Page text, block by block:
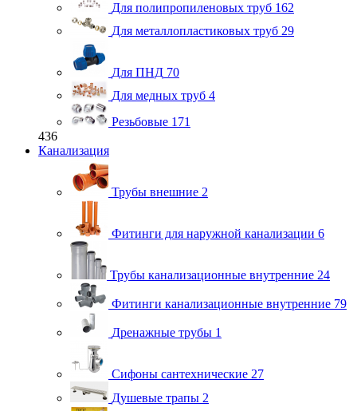
Для полипропиленовых труб 162
Для металлопластиковых труб 29
Для ПНД 70
Для медных труб 4
Резьбовые 171
436
Канализация
Трубы внешние 2
Фитинги для наружной канализации 6
Трубы канализационные внутренние 24
Фитинги канализационные внутренние 79
Дренажные трубы 1
Сифоны сантехнические 27
Душевые трапы 2